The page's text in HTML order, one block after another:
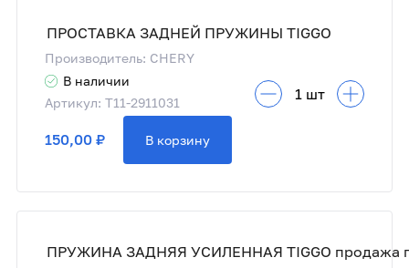
ПРОСТАВКА ЗАДНЕЙ ПРУЖИНЫ TIGGO
Производитель: CHERY
В наличии
Артикул: T11-2911031
150,00 ₽ В корзину